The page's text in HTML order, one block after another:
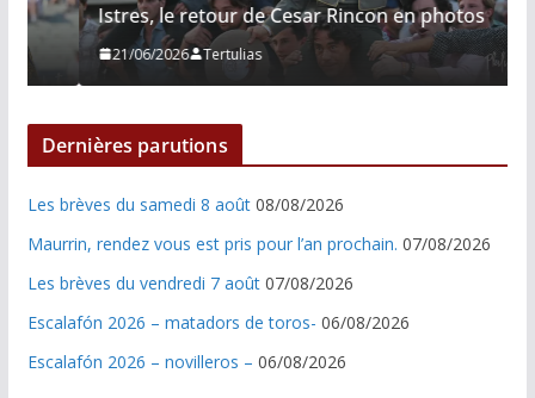
Istres, le retour de Cesar Rincon en photos
21/06/2026 Tertulias
Dernières parutions
Les brèves du samedi 8 août 08/08/2026
Maurrin, rendez vous est pris pour l’an prochain. 07/08/2026
Les brèves du vendredi 7 août 07/08/2026
Escalafón 2026 – matadors de toros- 06/08/2026
Escalafón 2026 – novilleros – 06/08/2026